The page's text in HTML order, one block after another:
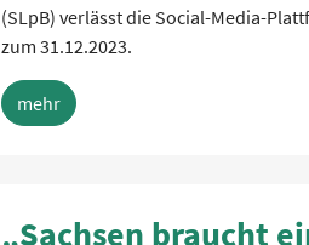
(SLpB) verlässt die Social-Media-
zum 31.12.2023.
mehr
„Sachsen braucht